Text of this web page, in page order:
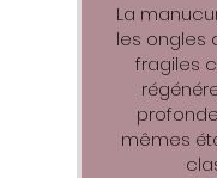
La
les ongles
fragiles
mêmes